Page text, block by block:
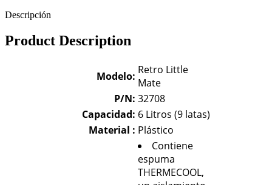
Descripción
Product Description
Modelo: Retro Little
Mate
P/N: 32708
Capacidad: 6 Litros (9 latas)
Material : Plástico
Contiene
espuma
THERMECOOL,